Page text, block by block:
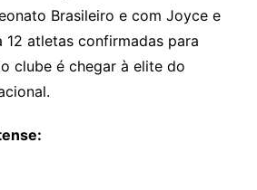
Brasileiro e com Joyce e
12 atletas confirmadas para
clube é chegar à elite do